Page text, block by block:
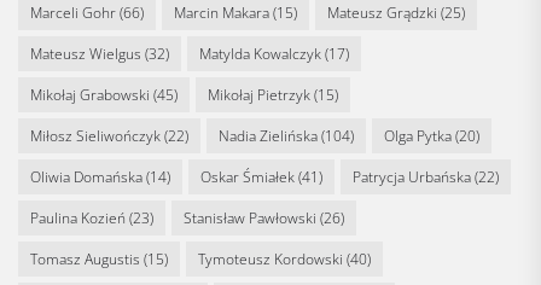
Marceli Gohr(66) Marcin Makara(15) Mateusz Grądzki (25)
Mateusz Wielgus (32) Matylda Kowalczyk(17)
Mikołaj Grabowski (45) Mikołaj Pietrzyk(15)
Miłosz Sieliwończyk(22) Nadia Zielińska(104) Olga Pytka(20)
Oliwia Domańska(14) Oskar Śmiałek(41) Patrycja Urbańska(22)
Paulina Kozień (23) Stanisław Pawłowski (26)
Tomasz Augustis (15) Tymoteusz Kordowski (40)